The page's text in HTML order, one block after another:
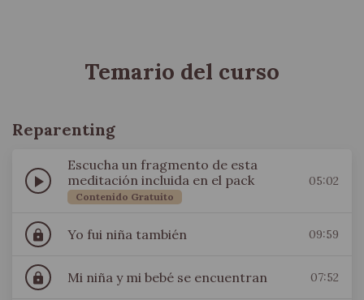
Temario del curso
Reparenting
play_arrow
Escucha un fragmento de esta
meditación incluida en el pack
Contenido Gratuito
05:02
lock Yo fui niña también 09:59
lock Mi niña y mi bebé se encuentran 07:52